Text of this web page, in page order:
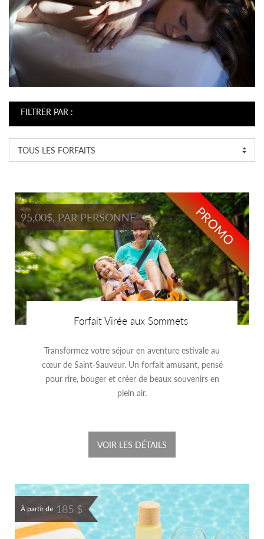
FILTRER PAR :
TOUS LES FORFAITS
PROMO
95,00$, PAR PERSONNE
Forfait Virée aux Sommets
Transformez votre séjour en aventure estivale au
cœur de Saint-Sauveur. Un forfait amusant, pensé
pour rire, bouger et créer de beaux souvenirs en
plein air.
VOIR LES DÉTAILS
À partir de 185 $